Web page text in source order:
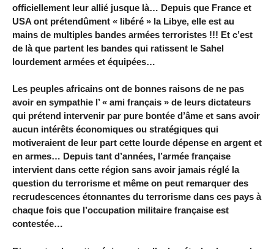
officiellement leur allié jusque là… Depuis que France et
USA ont prétendûment « libéré » la Libye, elle est au
mains de multiples bandes armées terroristes !!! Et c’est
de là que partent les bandes qui ratissent le Sahel
lourdement armées et équipées…
Les peuples africains ont de bonnes raisons de ne pas
avoir en sympathie l’ « ami français » de leurs dictateurs
qui prétend intervenir par pure bontée d’âme et sans avoir
aucun intérêts économiques ou stratégiques qui
motiveraient de leur part cette lourde dépense en argent et
en armes… Depuis tant d’années, l’armée française
intervient dans cette région sans avoir jamais réglé la
question du terrorisme et même on peut remarquer des
recrudescences étonnantes du terrorisme dans ces pays à
chaque fois que l’occupation militaire française est
contestée…